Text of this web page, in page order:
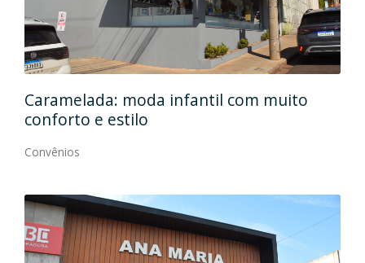
Caramelada: moda infantil com muito
conforto e estilo
Convênios